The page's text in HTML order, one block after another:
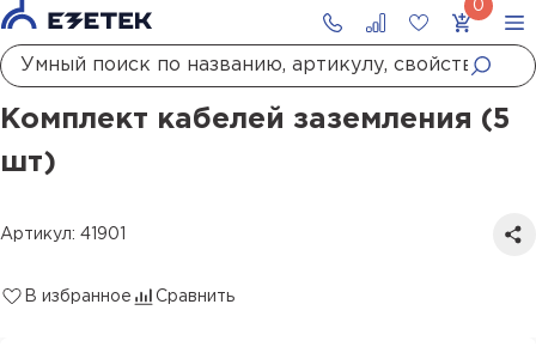
Комплект кабелей заземления (5 шт)
Комплект кабелей заземления (5
шт)
Артикул: 41901
В избранное Сравнить